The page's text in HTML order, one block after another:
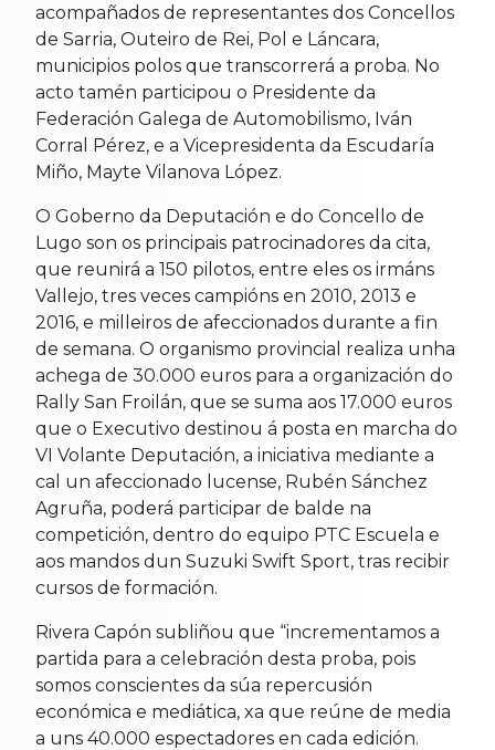
acompañados de representantes dos Concellos
de Sarria, Outeiro de Rei, Pol e Láncara,
municipios polos que transcorrerá a proba. No
acto tamén participou o Presidente da
Federación Galega de Automobilismo, Iván
Corral Pérez, e a Vicepresidenta da Escudaría
Miño, Mayte Vilanova López.
O Goberno da Deputación e do Concello de
Lugo son os principais patrocinadores da cita,
que reunirá a 150 pilotos, entre eles os irmáns
Vallejo, tres veces campións en 2010, 2013 e
2016, e milleiros de afeccionados durante a fin
de semana. O organismo provincial realiza unha
achega de 30.000 euros para a organización do
Rally San Froilán, que se suma aos 17.000 euros
que o Executivo destinou á posta en marcha do
VI Volante Deputación, a iniciativa mediante a
cal un afeccionado lucense, Rubén Sánchez
Agruña, poderá participar de balde na
competición, dentro do equipo PTC Escuela e
aos mandos dun Suzuki Swift Sport, tras recibir
cursos de formación.
Rivera Capón subliñou que “incrementamos a
partida para a celebración desta proba, pois
somos conscientes da súa repercusión
económica e mediática, xa que reúne de media
a uns 40.000 espectadores en cada edición.